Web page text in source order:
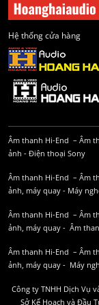
Hệ thống cửa hàng
Âm thanh Hi-End – Âm
ảnh - Điện thoại Sony
Âm thanh Hi-End – Âm
ảnh, máy quay - Máy
Âm thanh Hi-End – Âm
ảnh, máy quay - Âm
Âm thanh Hi-End – Âm
ảnh, máy quay - Máy
Công ty TNHH Dịch Vụ
Sở Kế Hoạch và Đầu